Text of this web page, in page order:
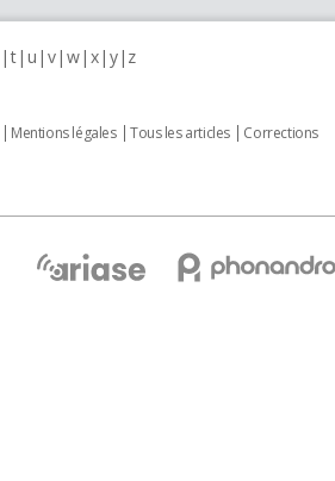
t u v w x y z
Mentions légales Tous les articles
Corrections